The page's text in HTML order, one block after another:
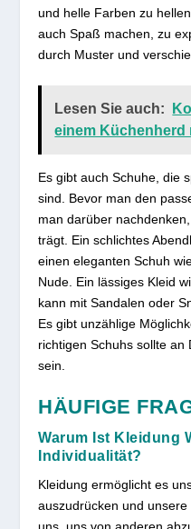
und helle Farben zu
auch Spaß machen, zu
durch Muster und
Lesen Sie auch:
einem Küchenherd
Es gibt auch Schuhe, die
sind. Bevor man den
man darüber
trägt. Ein schlichtes
einen eleganten Schuh
Nude. Ein lässiges Kleid
kann mit Sandalen oder
Es gibt unzählige
richtigen Schuhs sollte an
sein.
HÄUFIGE
Warum Ist Kleidung
Individualität?
Kleidung ermöglicht es
auszudrücken und